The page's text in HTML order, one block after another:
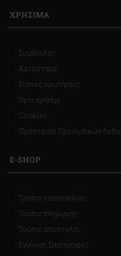
ΧΡΗΣΙΜΑ
Συμβουλές
Κατάστημα
Συχνές ερωτήσεις
Όροι χρήσης
Cookies
Προστασία Προσωπικών
E-SHOP
Τρόποι παραγγελίας
Τρόποι πληρωμής
Τρόποι αποστολής
Εγγύηση Επιστροφές